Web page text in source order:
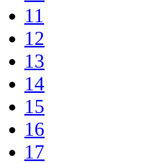
11
12
13
14
15
16
17